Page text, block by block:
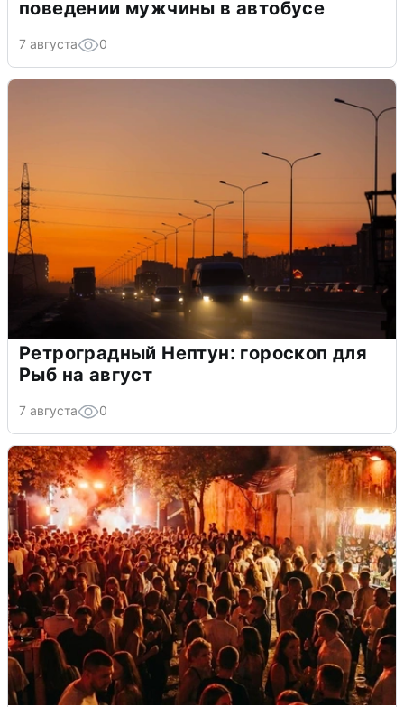
поведении мужчины в автобусе
7 августа 0
Ретроградный Нептун: гороскоп для
Рыб на август
7 августа 0